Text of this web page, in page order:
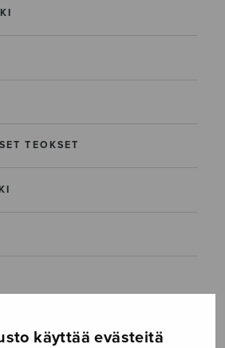
käyttää evästeitä
TEOKSET